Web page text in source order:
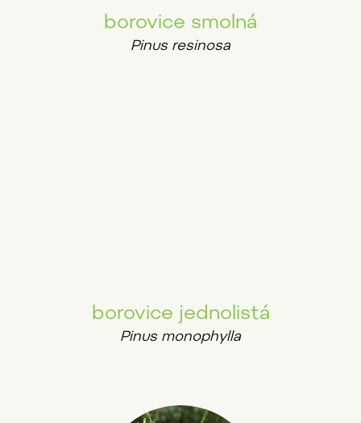
borovice smolná
Pinus resinosa
borovice jednolistá
Pinus monophylla